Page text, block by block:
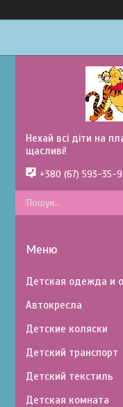
Нехай всі діти на
щасливі!
+380 (67) 593-35-
Детская одежда и
Автокресла
Детские коляски
Детский транспорт
Детский текстиль
Детская комната